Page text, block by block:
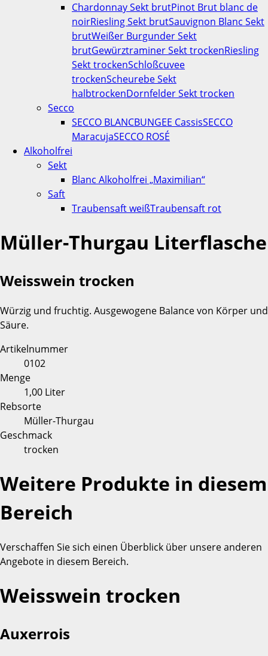
Chardonnay Sekt brutPinot Brut blanc de
noirRiesling Sekt brutSauvignon Blanc Sekt
brutWeißer Burgunder Sekt
brutGewürztraminer Sekt trockenRiesling
Sekt trockenSchloßcuvee
trockenScheurebe Sekt
halbtrockenDornfelder Sekt trocken
Secco
SECCO BLANCBUNGEE CassisSECCO
MaracujaSECCO ROSÉ
Alkoholfrei
Sekt
Blanc Alkoholfrei „Maximilian“
Saft
Traubensaft weißTraubensaft rot
Müller-Thurgau Literflasche
Weisswein trocken
Würzig und fruchtig. Ausgewogene Balance von Körper und
Säure.
Artikelnummer
0102
Menge
1,00 Liter
Rebsorte
Müller-Thurgau
Geschmack
trocken
Weitere Produkte in diesem
Bereich
Verschaffen Sie sich einen Überblick über unsere anderen
Angebote in diesem Bereich.
Weisswein trocken
Auxerrois